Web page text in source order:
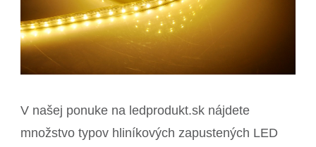
V našej ponuke na ledprodukt.sk nájdete
množstvo typov hliníkových zapustených LED